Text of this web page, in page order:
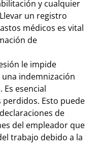
y cualquier
un registro
médicos es vital
de
le impide
indemnización
esencial
Esto puede
de
del empleador que
trabajo debido a la